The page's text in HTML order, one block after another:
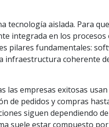
tecnología aislada. Para
integrada en los procesos
pilares fundamentales:
infraestructura coherente
las empresas exitosas
de pedidos y compras
siguen dependiendo
suele estar compuesto